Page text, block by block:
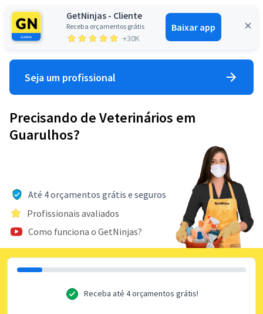
GetNinjas - Cliente
Receba orçamentos grátis
+30K
Baixar app
Entrar
Seja um profissional
Precisando de Veterinários em
Guarulhos?
Até 4 orçamentos grátis e seguros
Profissionais avaliados
Como funciona o GetNinjas?
Receba até 4 orçamentos grátis!